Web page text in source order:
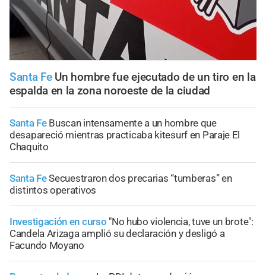
Santa Fe Un hombre fue ejecutado de un tiro en la
espalda en la zona noroeste de la ciudad
Santa Fe Buscan intensamente a un hombre que
desapareció mientras practicaba kitesurf en Paraje El
Chaquito
Santa FeSecuestraron dos precarias “tumberas” en
distintos operativos
Investigación en curso "No hubo violencia, tuve un brote":
Candela Arizaga amplió su declaración y desligó a
Facundo Moyano